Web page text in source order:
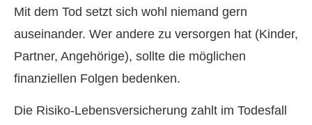
Mit dem Tod setzt sich wohl niemand gern
auseinander. Wer andere zu versorgen hat (Kinder,
Partner, Angehörige), sollte die möglichen
finanziellen Folgen bedenken.
Die Risiko-Lebensversicherung zahlt im Todesfall